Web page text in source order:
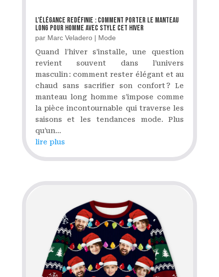
L’élégance redéfinie : comment porter le manteau
long pour homme avec style cet hiver
par Marc Veladero| Mode
Quand l’hiver s’installe, une question
revient souvent dans l’univers
masculin : comment rester élégant et au
chaud sans sacrifier son confort ? Le
manteau long homme s’impose comme
la pièce incontournable qui traverse les
saisons et les tendances mode. Plus
qu’un...
lire plus